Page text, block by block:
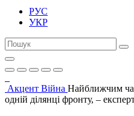
РУС
УКР
Акцент Війна Найближчим
одній ділянці фронту, –